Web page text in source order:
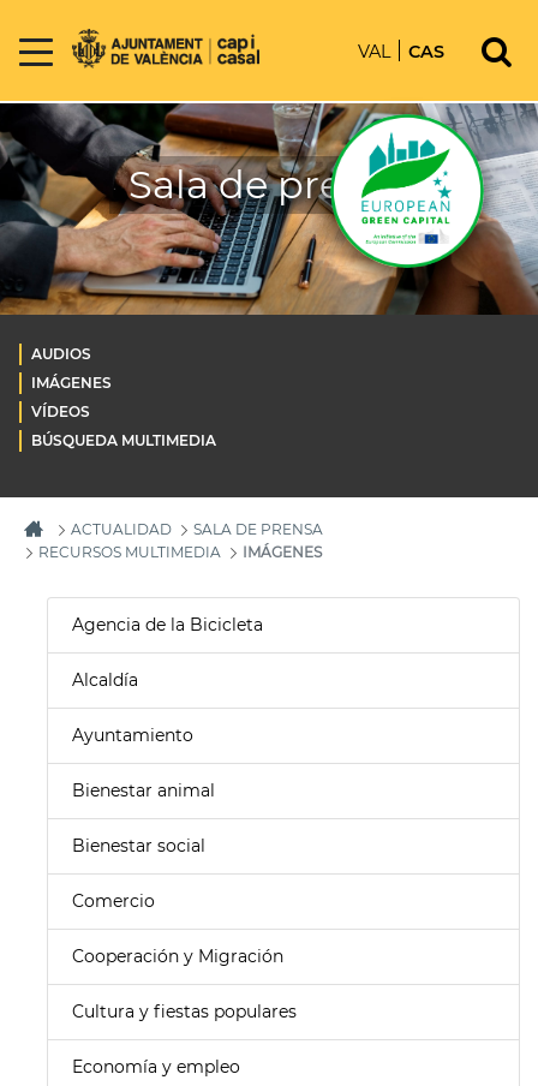
VAL CAS
Sala de prensa
AUDIOS
IMÁGENES
VÍDEOS
BÚSQUEDA MULTIMEDIA
ACTUALIDAD
SALA DE PRENSA
RECURSOS MULTIMEDIA
IMÁGENES
Agencia de la Bicicleta
Alcaldía
Ayuntamiento
Bienestar animal
Bienestar social
Comercio
Cooperación y Migración
Cultura y fiestas populares
Economía y empleo